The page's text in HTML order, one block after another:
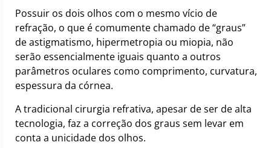
Possuir os dois olhos com o mesmo vício de
refração, o que é comumente chamado de “graus”
de astigmatismo, hipermetropia ou miopia, não
serão essencialmente iguais quanto a outros
parâmetros oculares como comprimento, curvatura,
espessura da córnea.
A tradicional cirurgia refrativa, apesar de ser de alta
tecnologia, faz a correção dos graus sem levar em
conta a unicidade dos olhos.